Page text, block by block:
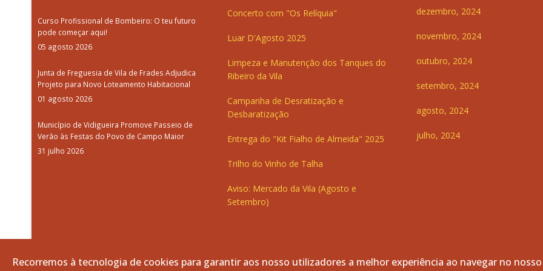
Curso Profissional de Bombeiro: O teu futuro
pode começar aqui!
05 agosto 2026
Junta de Freguesia de Vila de Frades Adjudica
Projeto para Novo Loteamento Habitacional
01 agosto 2026
Município de Vidigueira Promove Passeio de
Verão às Festas do Povo de Campo Maior
31 julho 2026
Concerto com "Os Relíquia"
Luar D'Agosto 2025
Limpeza e Manutenção dos Tanques do
Ribeiro da Vila
Campanha de Desratização e
Desbaratização
Entrega do "Kit Fialho de Almeida" 2025
Trilho do Vinho de Talha
Aviso: Mercado da Vila (Agosto e
Setembro)
dezembro, 2024
novembro, 2024
outubro, 2024
setembro, 2024
agosto, 2024
julho, 2024
© 2026 Freguesia de Vila de Frades. Todos os direitos reservados.
Recorremos à tecnologia de cookies para garantir aos nosso utilizadores a melhor experiência ao navegar no